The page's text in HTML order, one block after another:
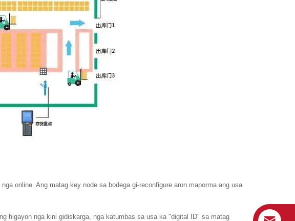
online. Ang matag key node sa bodega gi-reconfigure aron maporma ang usa
higayon nga kini gidiskarga, nga katumbas sa usa ka "digital ID" sa matag